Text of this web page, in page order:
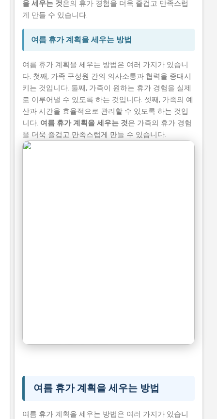
을 세우는 것은의 휴가 경험을 더욱 즐겁고 만족스럽
게 만들 수 있습니다.
여름 휴가 계획을 세우는 방법
여름 휴가 계획을 세우는 방법은 여러 가지가 있습니
다. 첫째, 가족 구성원 간의 의사소통과 협력을 증대시
키는 것입니다. 둘째, 가족이 원하는 휴가 경험을 실제
로 이루어낼 수 있도록 하는 것입니다. 셋째, 가족의 예
산과 시간을 효율적으로 관리할 수 있도록 하는 것입
니다. 여름 휴가 계획을 세우는 것은 가족의 휴가 경험
을 더욱 즐겁고 만족스럽게 만들 수 있습니다.
여름 휴가 계획을 세우는 방법
여름 휴가 계획을 세우는 방법은 여러 가지가 있습니